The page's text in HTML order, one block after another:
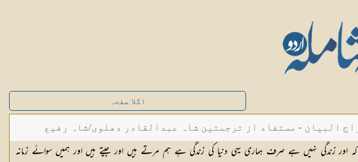
اگلا صفحہ
البیان - مستفاد از ترجمتین شاہ عبدالقادر دھلوی/شاہ رفیع
کہ اور زندگی نہیں ہے صرف ہماری یہی دنیا کی زندگی ہے ہم مرتے ہیں اور جیتے ہیں اور ہمیں سوائے زمانہ